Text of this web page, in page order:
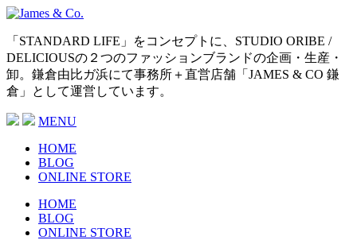
「STANDARD LIFE」をコンセプトに、STUDIO ORIBE /
DELICIOUSの２つのファッションブランドの企画・生産・
卸。鎌倉由比ガ浜にて事務所＋直営店舗「JAMES & CO 鎌
倉」として運営しています。
MENU
HOME
BLOG
ONLINE STORE
HOME
BLOG
ONLINE STORE